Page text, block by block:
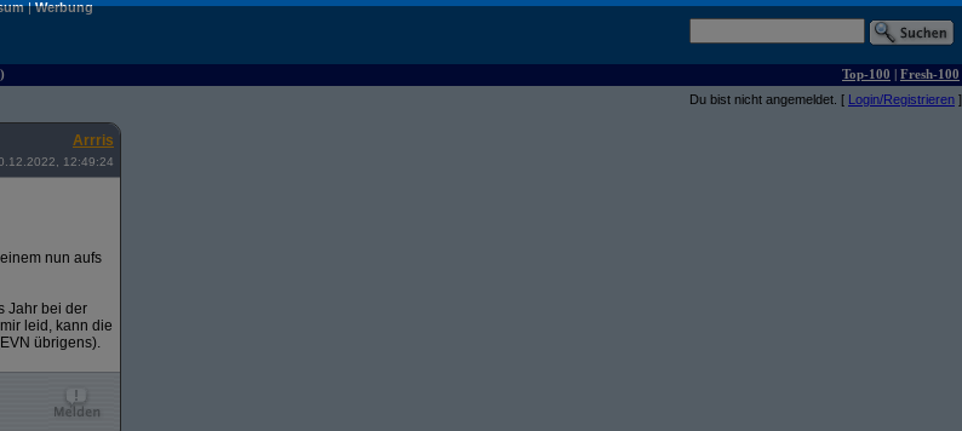
|Werbung
Top-100 | Fresh-100
Du bist nicht angemeldet. [ Login/Registrieren ]
Arrris
12:49:24
nun aufs
Jahr bei der
leid, kann die
übrigens).